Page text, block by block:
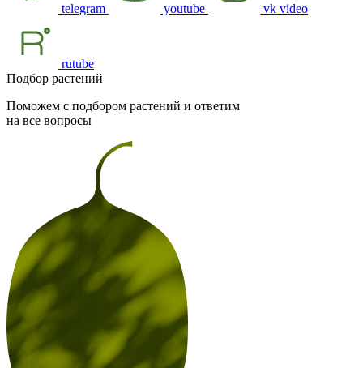
telegram youtube vk video
rutube
Подбор растений
Поможем с подбором растений и ответим
на все вопросы